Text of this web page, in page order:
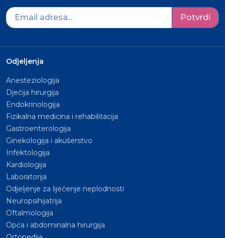
Potvrdi
Odjeljenja
Anesteziologija
Dječija hirurgija
Endokrinologija
Fizikalna medicina i rehabilitacija
Gastroenterologija
Ginekologija i akušerstvo
Infektologija
Kardiologija
Laboratorija
Odjeljenje za liječenje neplodnosti
Neuropsihijatrija
Oftalmologija
Opća i abdominalna hirurgija